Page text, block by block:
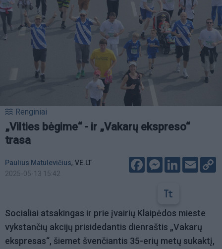
Renginiai
„Vilties bėgime“ - ir „Vakarų ekspreso“
trasa
Paulius Matulevičius, VE.LT
2025-05-13 15:42
FacebookMessenger
LinkedIn
Email
Socialiai atsakingas ir prie įvairių Klaipėdos mieste
vykstančių akcijų prisidedantis dienraštis „Vakarų
ekspresas“, šiemet švenčiantis 35-erių metų sukaktį,